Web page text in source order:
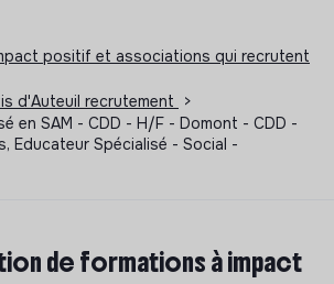
positif et associations qui recrutent
d'Auteuil recrutement
>
en SAM - CDD - H/F - Domont - CDD -
Educateur Spécialisé - Social -
de formations à impact